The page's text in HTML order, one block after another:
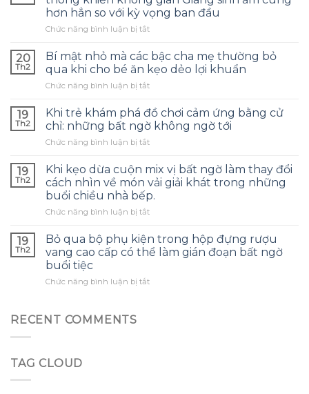
hơn hẳn so với kỳ vọng ban đầu
Chức năng bình luận bị tắtở
hàng
mét
dây
LED
cá
quanh
thông
không
gian
Giáng
ấm
hơn
hẳn
kỳ
20
Th2
Bí mật nhỏ mà các bậc cha mẹ thường bỏ
qua khi cho bé ăn kẹo dẻo lợi khuẩn
Chức năng bình luận bị tắtở
mật
nhỏ
mà
các
cha
mẹ
thường
bỏ
qua
cho
bé
dẻo
19
Th2
Khi trẻ khám phá đồ chơi cảm ứng bằng cử
chỉ: những bất ngờ không ngờ tới
Chức năng bình luận bị tắtở
trẻ
khám
phá
đồ
chơi
ứng
bằng
cử
những
19
Th2
Khi kẹo dừa cuộn mix vị bất ngờ làm thay đổi
cách nhìn về món vải giải khát trong những
buổi chiều nhà bếp.
Chức năng bình luận bị tắtở
kẹo
dừa
cuộn
vị
19
Th2
Bỏ qua bộ phụ kiện trong hộp đựng rượu
vang cao cấp có thể làm gián đoạn bất ngờ
buổi tiệc
Chức năng bình luận bị tắtở
RECENT COMMENTS
TAG CLOUD